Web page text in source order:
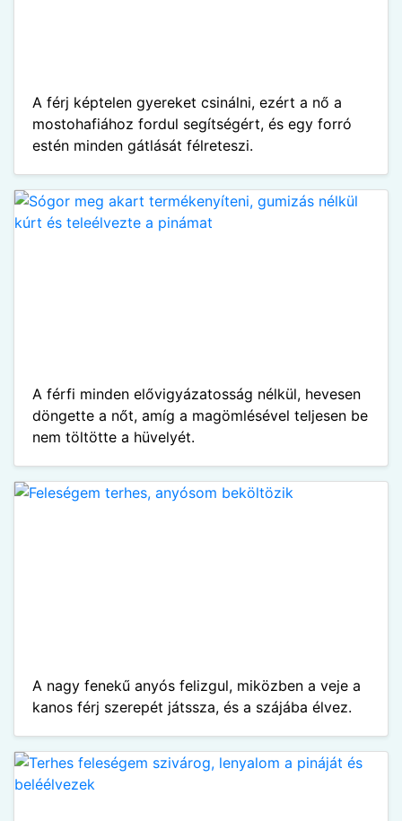
A férj képtelen gyereket csinálni, ezért a nő a
mostohafiához fordul segítségért, és egy forró
estén minden gátlását félreteszi.
A férfi minden elővigyázatosság nélkül, hevesen
döngette a nőt, amíg a magömlésével teljesen be
nem töltötte a hüvelyét.
A nagy fenekű anyós felizgul, miközben a veje a
kanos férj szerepét játssza, és a szájába élvez.